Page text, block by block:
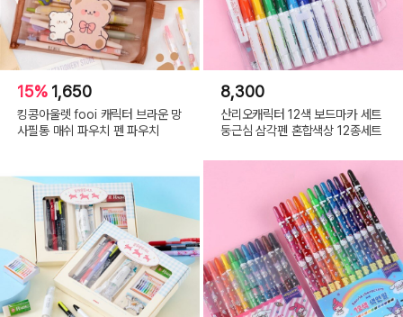
15% 1,650
킹콩아울렛 fooi 캐릭터 브라운 망
사필통 매쉬 파우치 펜 파우치
8,300
산리오캐릭터 12색 보드마카 세트
둥근심 삼각펜 혼합색상 12종세트